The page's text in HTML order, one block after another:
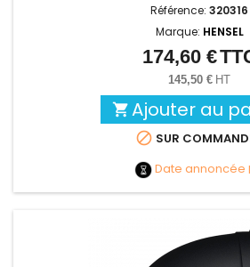
Référence: 320316
Marque: HENSEL
Prix
174,60 €
145,50 € HT
 Ajouter au
 SUR
Date annoncée